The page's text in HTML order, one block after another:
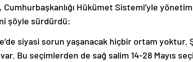
Cumhurbaşkanlığı Hükümet Sistemi’yle
şöyle sürdürdü:
siyasi sorun yaşanacak hiçbir ortam
Bu seçimlerden de sağ salim 14-28 Mayıs